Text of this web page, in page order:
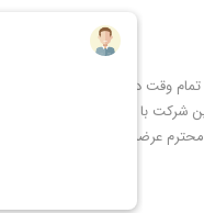
وقت در
شرکت با
عرضه